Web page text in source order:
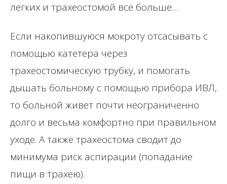
легких и трахеостомой все больше…
Если накопившуюся мокроту отсасывать с
помощью катетера через
трахеостомическую трубку, и помогать
дышать больному с помощью прибора ИВЛ,
то больной живет почти неограниченно
долго и весьма комфортно при правильном
уходе. А также трахеостома сводит до
минимума риск аспирации (попадание
пищи в трахею).